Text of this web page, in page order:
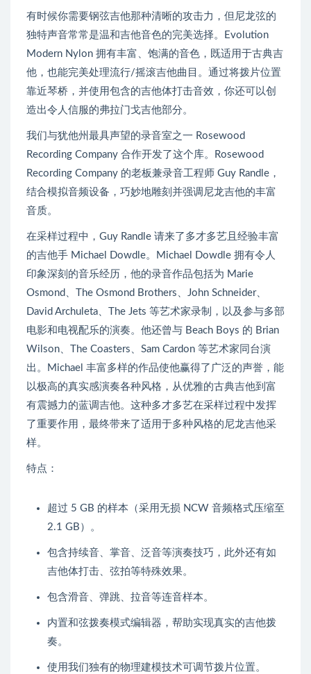
有时候你需要钢弦吉他那种清晰的攻击力，但尼龙弦的
独特声音常常是温和吉他音色的完美选择。Evolution
Modern Nylon 拥有丰富、饱满的音色，既适用于古典吉
他，也能完美处理流行/摇滚吉他曲目。通过将拨片位置
靠近琴桥，并使用包含的吉他体打击音效，你还可以创
造出令人信服的弗拉门戈吉他部分。
我们与犹他州最具声望的录音室之一 Rosewood
Recording Company 合作开发了这个库。Rosewood
Recording Company 的老板兼录音工程师 Guy Randle，
结合模拟音频设备，巧妙地雕刻并强调尼龙吉他的丰富
音质。
在采样过程中，Guy Randle 请来了多才多艺且经验丰富
的吉他手 Michael Dowdle。Michael Dowdle 拥有令人
印象深刻的音乐经历，他的录音作品包括为 Marie
Osmond、The Osmond Brothers、John Schneider、
David Archuleta、The Jets 等艺术家录制，以及参与多部
电影和电视配乐的演奏。他还曾与 Beach Boys 的 Brian
Wilson、The Coasters、Sam Cardon 等艺术家同台演
出。Michael 丰富多样的作品使他赢得了广泛的声誉，能
以极高的真实感演奏各种风格，从优雅的古典吉他到富
有震撼力的蓝调吉他。这种多才多艺在采样过程中发挥
了重要作用，最终带来了适用于多种风格的尼龙吉他采
样。
特点：
超过 5 GB 的样本（采用无损 NCW 音频格式压缩至
2.1 GB）。
包含持续音、掌音、泛音等演奏技巧，此外还有如
吉他体打击、弦拍等特殊效果。
包含滑音、弹跳、拉音等连音样本。
内置和弦拨奏模式编辑器，帮助实现真实的吉他拨
奏。
使用我们独有的物理建模技术可调节拨片位置。